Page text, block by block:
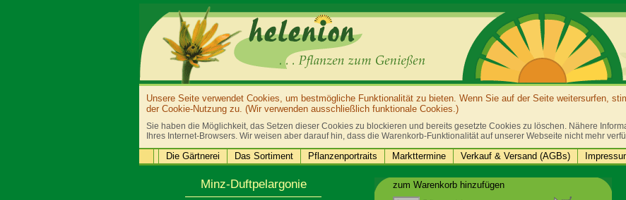
Unsere Seite verwendet Cookies, um bestmögliche Funktionalität zu bieten. Wenn Sie auf der Seite weitersurfen,
der Cookie-Nutzung zu. (Wir verwenden ausschließlich funktionale Cookies.)
Sie haben die Möglichkeit, das Setzen dieser Cookies zu blockieren und bereits gesetzte Cookies zu löschen. Nähere
Ihres Internet-Browsers. Wir weisen aber darauf hin, dass die Warenkorb-Funktionalität auf unserer Webseite nicht mehr
Die Gärtnerei Das Sortiment Pflanzenportraits Markttermine Verkauf & Versand (AGBs)
Minz-Duftpelargonie
zum Warenkorb hinzufügen